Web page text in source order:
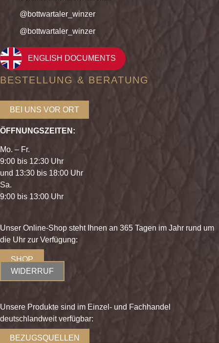
@bottwartaler_winzer
@bottwartaler_winzer
ENGLISH DOCUMENTS
BESTELLUNG & BERATUNG
BEI UNS VOR ORT
ÖFFNUNGSZEITEN:
Mo. – Fr.
9:00 bis 12:30 Uhr
und 13:30 bis 18:00 Uhr
Sa.
9:00 bis 13:00 Uhr
Unser Online-Shop steht Ihnen an 365 Tagen im Jahr rund um
die Uhr zur Verfügung:
SHOP
WIDERRUF
Unsere Produkte sind im Einzel- und Fachhandel
deutschlandweit verfügbar:
BEZUGSQUELLEN